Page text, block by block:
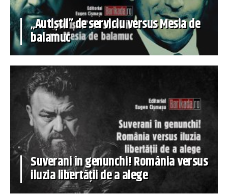
„Autiștii” de serviciu versus Mesia de
balamuc
Suverani în genunchi! România versus
iluzia libertății de a alege